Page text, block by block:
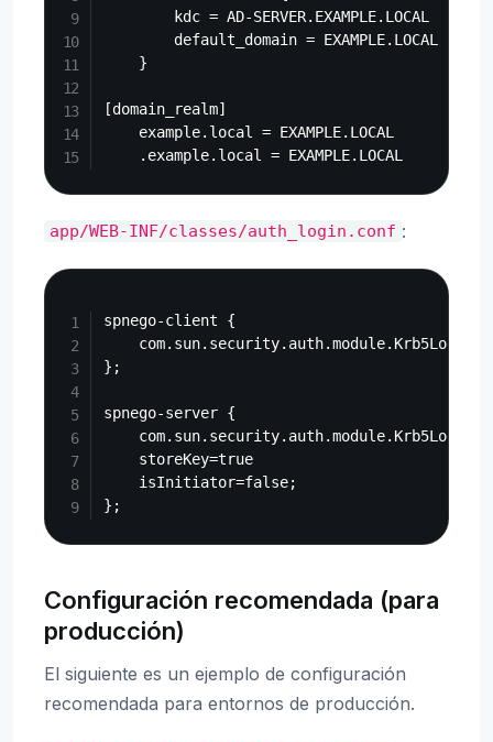
        kdc = AD-SERVER.EXAMPLE.LOCAL
        default_domain = EXAMPLE.LOCAL
    }
[domain_realm]
    example.local = EXAMPLE.LOCAL
app/WEB-INF/classes/auth_login.conf :
spnego-client {
};
spnego-server {
    storeKey=true
    isInitiator=false;
Configuración recomendada (para
producción)
El siguiente es un ejemplo de configuración
recomendada para entornos de producción.